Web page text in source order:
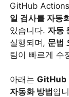
GitHub
일 검사를 자동
있습니다. 자동
실행되며, 문법
팀이 빠르게 수
아래는 GitHub
자동화 방법 입